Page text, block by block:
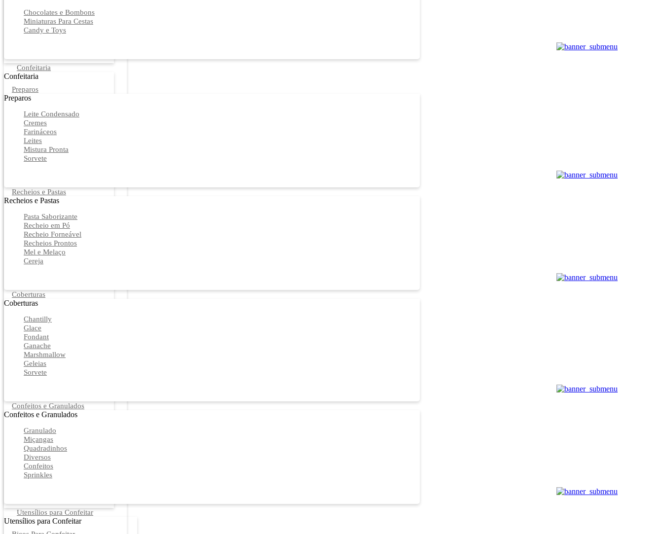
Chocolates e Bombons
Miniaturas Para Cestas
Candy e Toys
Confeitaria
Confeitaria
Preparos
Preparos
Leite Condensado
Cremes
Farináceos
Leites
Mistura Pronta
Sorvete
Recheios e Pastas
Recheios e Pastas
Pasta Saborizante
Recheio em Pó
Recheio Forneável
Recheios Prontos
Mel e Melaço
Cereja
Coberturas
Coberturas
Chantilly
Glace
Fondant
Ganache
Marshmallow
Geleias
Sorvete
Confeitos e Granulados
Confeitos e Granulados
Granulado
Miçangas
Quadradinhos
Diversos
Confeitos
Sprinkles
Utensílios para Confeitar
Utensílios para Confeitar